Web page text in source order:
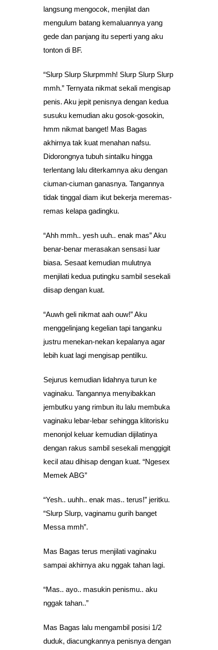
langsung mengocok, menjilat dan
mengulum batang kemaluannya yang
gede dan panjang itu seperti yang aku
tonton di BF.
“Slurp Slurp Slurpmmh! Slurp Slurp Slurp
mmh.” Ternyata nikmat sekali mengisap
penis. Aku jepit penisnya dengan kedua
susuku kemudian aku gosok-gosokin,
hmm nikmat banget! Mas Bagas
akhirnya tak kuat menahan nafsu.
Didorongnya tubuh sintalku hingga
terlentang lalu diterkamnya aku dengan
ciuman-ciuman ganasnya. Tangannya
tidak tinggal diam ikut bekerja meremas-
remas kelapa gadingku.
“Ahh mmh.. yesh uuh.. enak mas” Aku
benar-benar merasakan sensasi luar
biasa. Sesaat kemudian mulutnya
menjilati kedua putingku sambil sesekali
diisap dengan kuat.
“Auwh geli nikmat aah ouw!” Aku
menggelinjang kegelian tapi tanganku
justru menekan-nekan kepalanya agar
lebih kuat lagi mengisap pentilku.
Sejurus kemudian lidahnya turun ke
vaginaku. Tangannya menyibakkan
jembutku yang rimbun itu lalu membuka
vaginaku lebar-lebar sehingga klitorisku
menonjol keluar kemudian dijilatinya
dengan rakus sambil sesekali menggigit
kecil atau dihisap dengan kuat. “Ngesex
Memek ABG”
“Yesh.. uuhh.. enak mas.. terus!” jeritku.
“Slurp Slurp, vaginamu gurih banget
Messa mmh”.
Mas Bagas terus menjilati vaginaku
sampai akhirnya aku nggak tahan lagi.
“Mas.. ayo.. masukin penismu.. aku
nggak tahan..”
Mas Bagas lalu mengambil posisi 1/2
duduk, diacungkannya penisnya dengan